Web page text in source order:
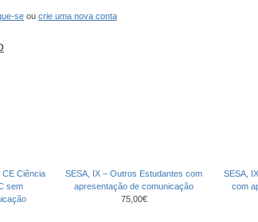
se ou crie uma nova conta
CE Ciência
sem
SESA, IX – Outros Estudantes com
apresentação de comunicação
75,00€
SESA,
com